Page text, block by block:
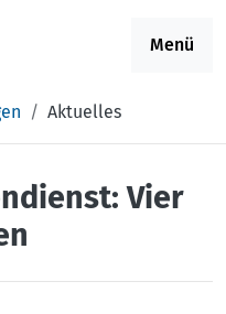
Menü
Aktuelles
Vier